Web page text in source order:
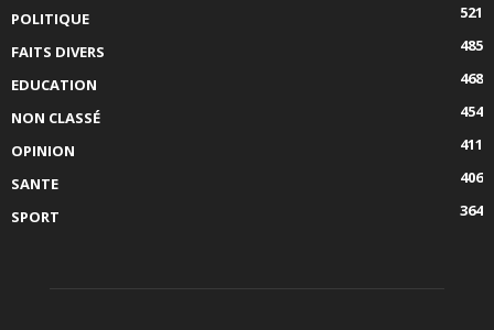
POLITIQUE
521
FAITS DIVERS
485
EDUCATION
468
NON CLASSÉ
454
OPINION
411
SANTE
406
SPORT
364